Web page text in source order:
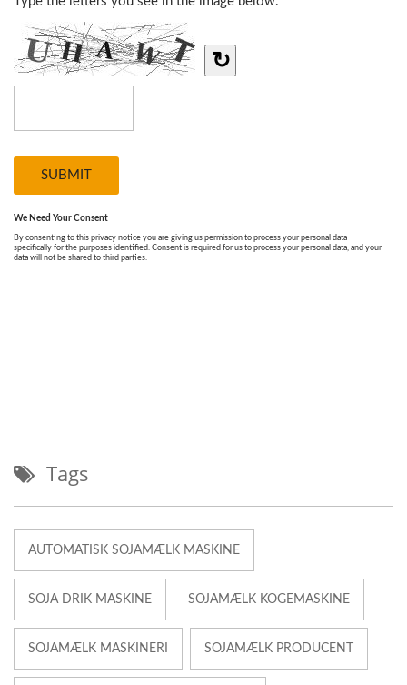
Tags
AUTOMATISK SOJAMÆLK MASKINE
SOJA DRIK MASKINE SOJAMÆLK KOGEMASKINE
SOJAMÆLK MASKINERI SOJAMÆLK PRODUCENT